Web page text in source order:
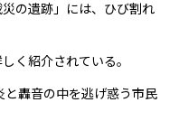
の遺跡」には、ひび割れ
く紹介されている。
轟音の中を逃げ惑う市民